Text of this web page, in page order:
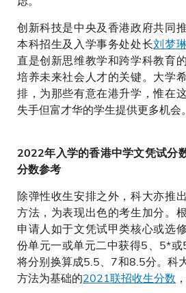
创新科技是中央及香港政府共同
本科招生及入学事务处处长刘梦
直是创新思维教学和跨学科教育
培养未来社会人才的关键。大学
排，为那些有意在港升学，惟在
失手但富才华的学生提供更多机会
2022年入学的香港中学文凭试分
分数参考
除弹性收生安排之外，科大亦推
方法，为表现出色的考生加分。
申请人如于文凭试甲类核心或选
份单元一或单元二中获得5、5*
将分别换算成5.5、7和8.5分。科
方法为基础的2021联招收生分数